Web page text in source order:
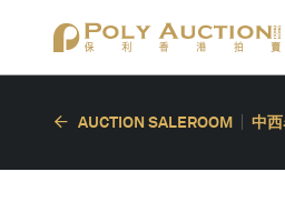
AUCTION SALEROOM 中